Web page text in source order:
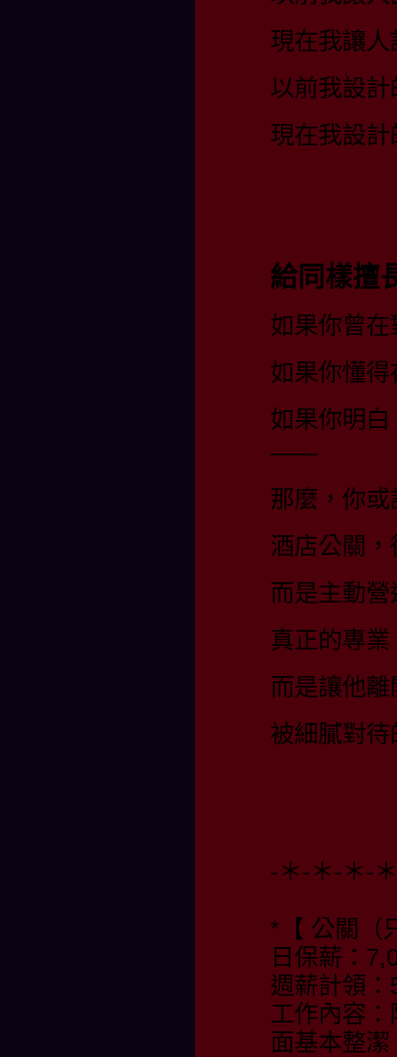
現在我讓
以前我設
現在我設
給同樣擅
如果你曾
如果你懂
如果你明
——
那麼，你
酒店公關
而是主動
真正的專
而是讓他
被細膩對
-＊-＊-＊-
*【 公關（
日保薪：
週薪計領
工作內容
面基本整潔